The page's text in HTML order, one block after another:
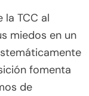
TCC al
miedos en un
fomenta
de